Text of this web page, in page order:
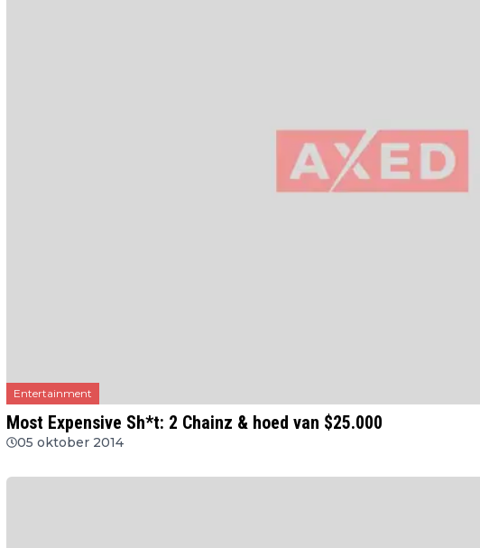
Entertainment
Most Expensive Sh*t: 2 Chainz & hoed van $25.000
05 oktober 2014